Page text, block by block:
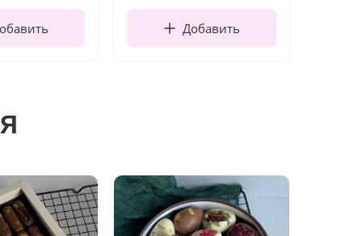
Добавить